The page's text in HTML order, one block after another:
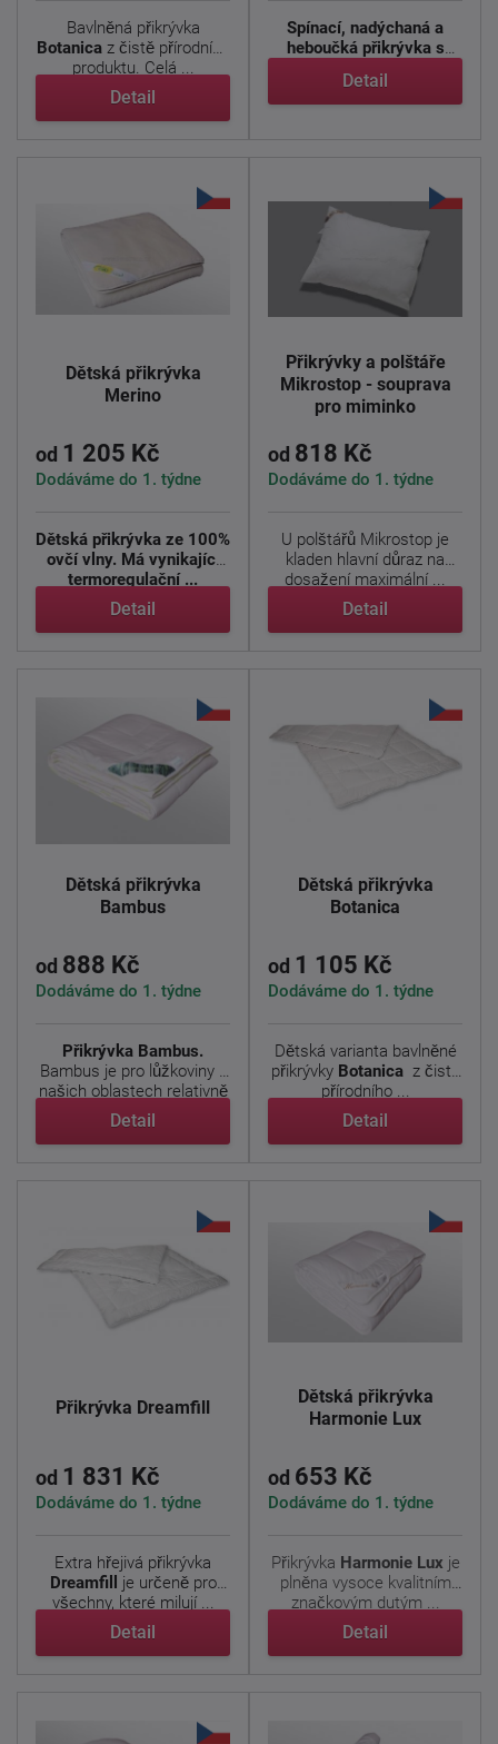
Bavlněná přikrývka
Botanicaz čistě přírodního
produktu. Celá ...
Detail
Spínací, nadýchaná a
heboučká přikrývka s
Vera. ...
Detail
Dětská přikrývka
Merino
od 1 205 Kč
Dodáváme do 1. týdne
Dětská přikrývka ze 100%
ovčí vlny. Má vynikající
termoregulační ...
Detail
Přikrývky a polštáře
Mikrostop - souprava
pro miminko
od 818 Kč
Dodáváme do 1. týdne
U polštářů Mikrostop je
kladen hlavní důraz na
dosažení maximální ...
Detail
Dětská přikrývka
Bambus
od 888 Kč
Dodáváme do 1. týdne
Přikrývka Bambus.
Bambus je pro lůžkoviny v
našich oblastech relativně
...
Detail
Dětská přikrývka
Botanica
od 1 105 Kč
Dodáváme do 1. týdne
Dětská varianta bavlněné
přikrývky Botanicaz čistě
přírodního ...
Detail
Přikrývka Dreamfill
od 1 831 Kč
Dodáváme do 1. týdne
Extra hřejivá přikrývka
Dreamfill
je určeně pro
všechny, které milují ...
Detail
Dětská přikrývka
Harmonie Lux
od 653 Kč
Dodáváme do 1. týdne
Přikrývka Harmonie Lux je
plněna vysoce kvalitním
značkovým dutým ...
Detail